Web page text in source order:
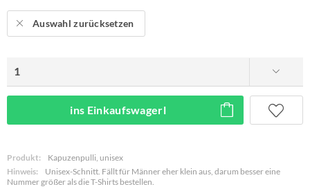
Auswahl zurücksetzen
ins Einkaufswagerl
Produkt:
Kapuzenpulli, unisex
Hinweis:
Unisex-Schnitt. Fällt für Männer eher klein aus, darum besser eine
Nummer größer als die T-Shirts bestellen.